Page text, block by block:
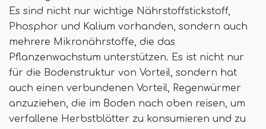
Es sind nicht nur wichtige Nährstoffstickstoff,
Phosphor und Kalium vorhanden, sondern auch
mehrere Mikronährstoffe, die das
Pflanzenwachstum unterstützen. Es ist nicht nur
für die Bodenstruktur von Vorteil, sondern hat
auch einen verbundenen Vorteil, Regenwürmer
anzuziehen, die im Boden nach oben reisen, um
verfallene Herbstblätter zu konsumieren und zu